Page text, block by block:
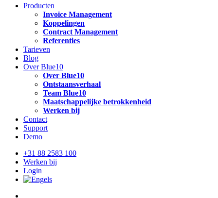
Close
Producten
Invoice Management
Koppelingen
Contract Management
Referenties
Tarieven
Blog
Over Blue10
Over Blue10
Ontstaansverhaal
Team Blue10
Maatschappelijke betrokkenheid
Werken bij
Contact
Support
Demo
+31 88 2583 100
Werken bij
Login